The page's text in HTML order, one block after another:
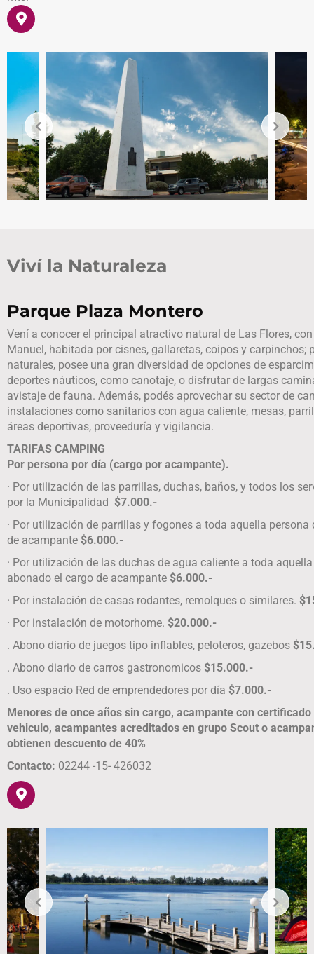
Viví la Naturaleza
Parque Plaza Montero
Vení a conocer el principal atractivo natural de Las Flores,
Manuel, habitada por cisnes, gallaretas, coipos y carpinchos;
naturales, posee una gran diversidad de opciones de
deportes náuticos, como canotaje, o disfrutar de largas
avistaje de fauna. Además, podés aprovechar su sector de
instalaciones como sanitarios con agua caliente, mesas,
áreas deportivas, proveeduría y vigilancia.
TARIFAS CAMPING
Por persona por día (cargo por acampante).
· Por utilización de las parrillas, duchas, baños, y todos los
por la Municipalidad $7.000.-
· Por utilización de parrillas y fogones a toda aquella
de acampante $6.000.-
· Por utilización de las duchas de agua caliente a toda
abonado el cargo de acampante $6.000.-
· Por instalación de casas rodantes, remolques o similares.
· Por instalación de motorhome. $20.000.-
. Abono diario de juegos tipo inflables, peloteros, gazebos
. Abono diario de carros gastronomicos $15.000.-
. Uso espacio Red de emprendedores por día $7.000.-
Menores de once años sin cargo, acampante con
vehiculo, acampantes acreditados en grupo Scout o
obtienen descuento de 40%
Contacto: 02244 -15- 426032